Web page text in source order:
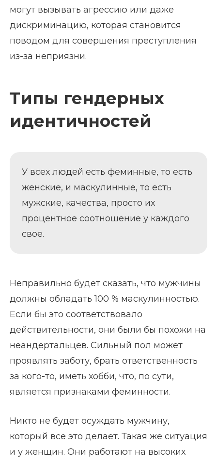
могут вызывать агрессию или даже
дискриминацию, которая становится
поводом для совершения преступления
из-за неприязни.
Типы гендерных
идентичностей
У всех людей есть феминные, то есть
женские, и маскулинные, то есть
мужские, качества, просто их
процентное соотношение у каждого
свое.
Неправильно будет сказать, что мужчины
должны обладать 100 % маскулинностью.
Если бы это соответствовало
действительности, они были бы похожи на
неандертальцев. Сильный пол может
проявлять заботу, брать ответственность
за кого-то, иметь хобби, что, по сути,
является признаками феминности.
Никто не будет осуждать мужчину,
который все это делает. Такая же ситуация
и у женщин. Они работают на высоких